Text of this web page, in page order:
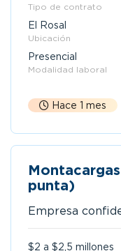
Tipo de contrato
El Rosal
Ubicación
Presencial
Modalidad laboral
Hace 1 mes
punta)
Empresa
$2 a $2,5 millones